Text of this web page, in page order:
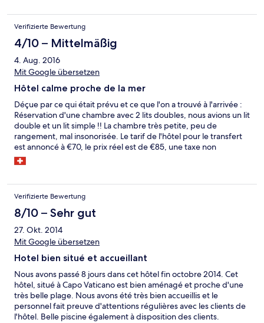
docciashampoo. Se alloggi qui l'unico vantaggio che hai è che
puoi arrivare a mare tramite una discesa privata molto ripida, ma
la navetta è ogni mezz'ora, perciò se vuoi andarci in altri orari
devi usare la tua macchina. La colazione è stata per noi
l'esperienza peggiore, a dir poco scarsa, con cornetti vuoti
congelati, jogurt non confezionato, "succo" dalla macchinetta
intollerabile erano le urla in sala tra caposala e camerieri condite
da Bestemmie, il tutto nonostante fossero presenti anche
bambini! Un posto da evitare!
Verifizierte Bewertung
4/10 – Mittelmäßig
4. Aug. 2016
Mit Google übersetzen
Hôtel calme proche de la mer
Déçue par ce qui était prévu et ce que l'on a trouvé à l'arrivée :
Réservation d'une chambre avec 2 lits doubles, nous avions un lit
double et un lit simple !! La chambre très petite, peu de
rangement, mal insonorisée. Le tarif de l'hôtel pour le transfert
est annoncé à €70, le prix réel est de €85, une taxe non
mentionnée pour l'animation qui ne valait pas un tel supplément
(14 jours à €125). Les photos sur le site ne sont pas réalistes..
Verifizierte Bewertung
8/10 – Sehr gut
27. Okt. 2014
Mit Google übersetzen
Hotel bien situé et accueillant
Nous avons passé 8 jours dans cet hôtel fin octobre 2014. Cet
hôtel, situé à Capo Vaticano est bien aménagé et proche d'une
très belle plage. Nous avons été très bien accueillis et le
personnel fait preuve d'attentions régulières avec les clients de
l'hôtel. Belle piscine également à disposition des clients.